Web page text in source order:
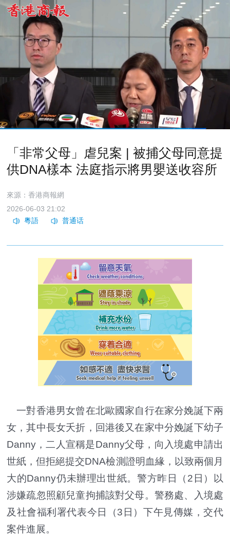
「非常父母」虐兒案 | 被捕父母同意提
供DNA樣本 法庭指示將男嬰送收容所
來源：香港商報網
2026-06-03 21:02
一對香港男女曾在北歐國家自行在家分娩誕下兩
女，其中長女夭折，回港後又在家中分娩誕下幼子
Danny，二人宣稱是Danny父母，向入境處申請出
世紙，但拒絕提交DNA檢測證明血緣，以致兩個月
大的Danny仍未辦理出世紙。警方昨日（2日）以
涉嫌疏忽照顧兒童拘捕該對父母。警務處、入境處
及社會福利署代表今日（3日）下午見傳媒，交代
案件進展。